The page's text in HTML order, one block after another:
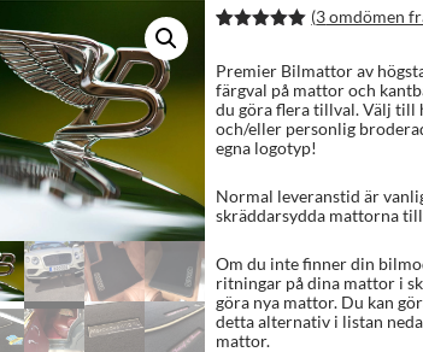
baserat på
kundrecens
ioner
(3omdömen
Premier Bilmattor av
färgval på mattor och
du göra flera tillval. Välj till
och/eller personlig
egna logotyp!
Normal leveranstid är
skräddarsydda mattorna
Om du inte finner din
ritningar på dina mattor i
göra nya mattor. Du kan
detta alternativ i listan
mattor.